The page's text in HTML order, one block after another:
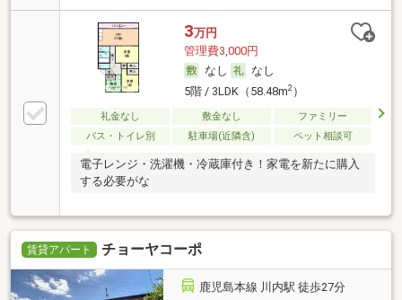
3万円
管理費3,000円
なし
なし
5階 / 3LDK（58.48m2）
礼金なし 敷金なし
ファミリー
バス・トイレ別
駐車場(近隣含) ペット相談可
電子レンジ・洗濯機・冷蔵庫付き！家電を新たに購入
する必要がな
賃貸アパート チョーヤコーポ
鹿児島本線 川内駅 徒歩27分